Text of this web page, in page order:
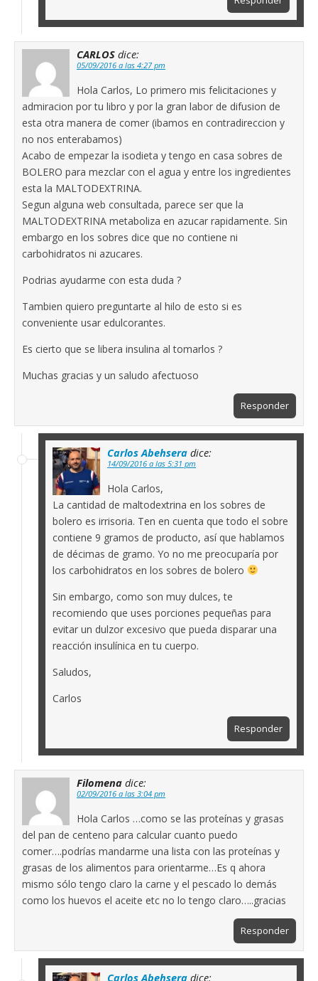
CARLOS dice:
05/09/2016 a las 4:27 pm
Hola Carlos, Lo primero mis felicitaciones y
admiracion por tu libro y por la gran labor de difusion de
esta otra manera de comer (ibamos en contradireccion y
no nos enterabamos)
Acabo de empezar la isodieta y tengo en casa sobres de
BOLERO para mezclar con el agua y entre los ingredientes
esta la MALTODEXTRINA.
Segun alguna web consultada, parece ser que la
MALTODEXTRINA metaboliza en azucar rapidamente. Sin
embargo en los sobres dice que no contiene ni
carbohidratos ni azucares.
Podrias ayudarme con esta duda ?
Tambien quiero preguntarte al hilo de esto si es
conveniente usar edulcorantes.
Es cierto que se libera insulina al tomarlos ?
Muchas gracias y un saludo afectuoso
Responder
Carlos Abehsera dice:
14/09/2016 a las 5:31 pm
Hola Carlos,
La cantidad de maltodextrina en los sobres de
bolero es irrisoria. Ten en cuenta que todo el sobre
contiene 9 gramos de producto, así que hablamos
de décimas de gramo. Yo no me preocuparía por
los carbohidratos en los sobres de bolero
Sin embargo, como son muy dulces, te
recomiendo que uses porciones pequeñas para
evitar un dulzor excesivo que pueda disparar una
reacción insulínica en tu cuerpo.
Saludos,
Carlos
Responder
Filomena dice:
02/09/2016 a las 3:04 pm
Hola Carlos …como se las proteínas y grasas
del pan de centeno para calcular cuanto puedo
comer….podrías mandarme una lista con las proteínas y
grasas de los alimentos para orientarme…Es q ahora
mismo sólo tengo claro la carne y el pescado lo demás
como los huevos el aceite etc no lo tengo claro…..gracias
Responder
Carlos Abehsera dice: